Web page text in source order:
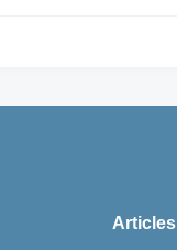
Articles